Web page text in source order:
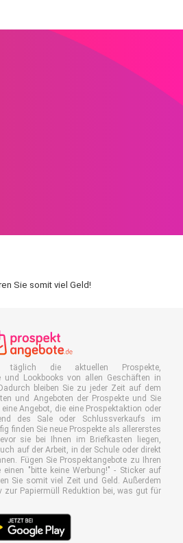
Sie somit viel Geld!
täglich die aktuellen Prospekte,
und Lookbooks von allen Geschäften in
bleiben Sie zu jeder Zeit auf dem
und Angeboten der Prospekte und Sie
Angebot, die eine Prospektaktion oder
des Sale oder Schlussverkaufs im
finden Sie neue Prospekte als allererstes
sie bei Ihnen im Briefkasten liegen,
auf der Arbeit, in der Schule oder direkt
Fügen Sie Prospektangebote zu Ihren
einen "bitte keine Werbung!" - Sticker auf
Sie somit viel Zeit und Geld. Außerdem
zur Papiermüll Reduktion bei, was gut für